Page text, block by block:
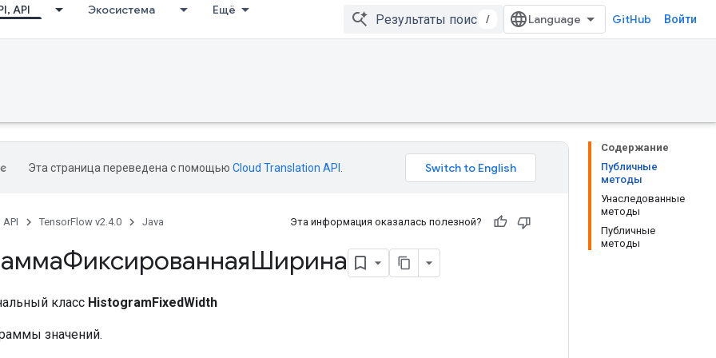
API Экосистема Ещё
/ GitHub Войти
Содержание
Публичные
методы
Унаследованные
методы
Публичные
методы
Эта страница переведена с помощью Cloud Translation API
API TensorFlow v2.4.0 Java Эта информация оказалась полезной?
класс HistogramFixedWidth
значений.